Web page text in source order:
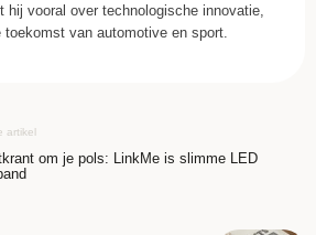
hij vooral over technologische innovatie,
van automotive en sport.
artikel
om je pols: LinkMe is slimme LED